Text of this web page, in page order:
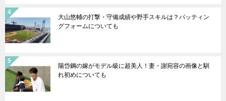
大山悠輔の打撃・守備成績や野手スキルは？バッティン
グフォームについても
陽岱鋼の嫁がモデル級に超美人！妻・謝宛容の画像と馴
れ初めについても